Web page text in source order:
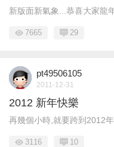
新版面新氣象...恭喜大家龍
7665 29
pt49506105
2011-12-31
2012 新年快樂
再幾個小時,就要跨到2012
3116 10